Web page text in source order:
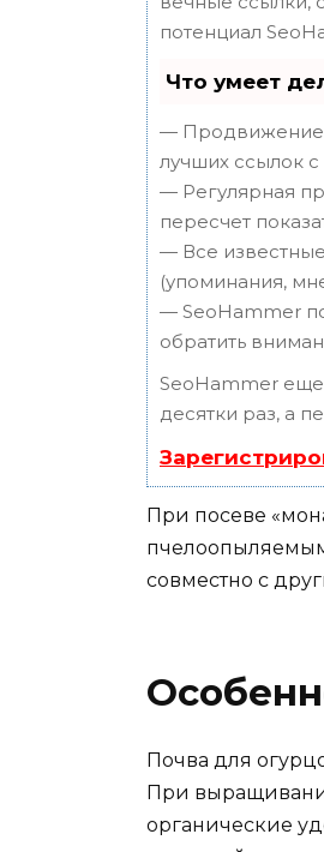
потенциал
Что умеет
— Продвижение
лучших ссылок
— Регулярная
пересчет
— Все
(упоминания,
— SeoHammer
обратить
SeoHammer еще
десятки раз, а
При посеве
совместно с
Почва для
При
органические